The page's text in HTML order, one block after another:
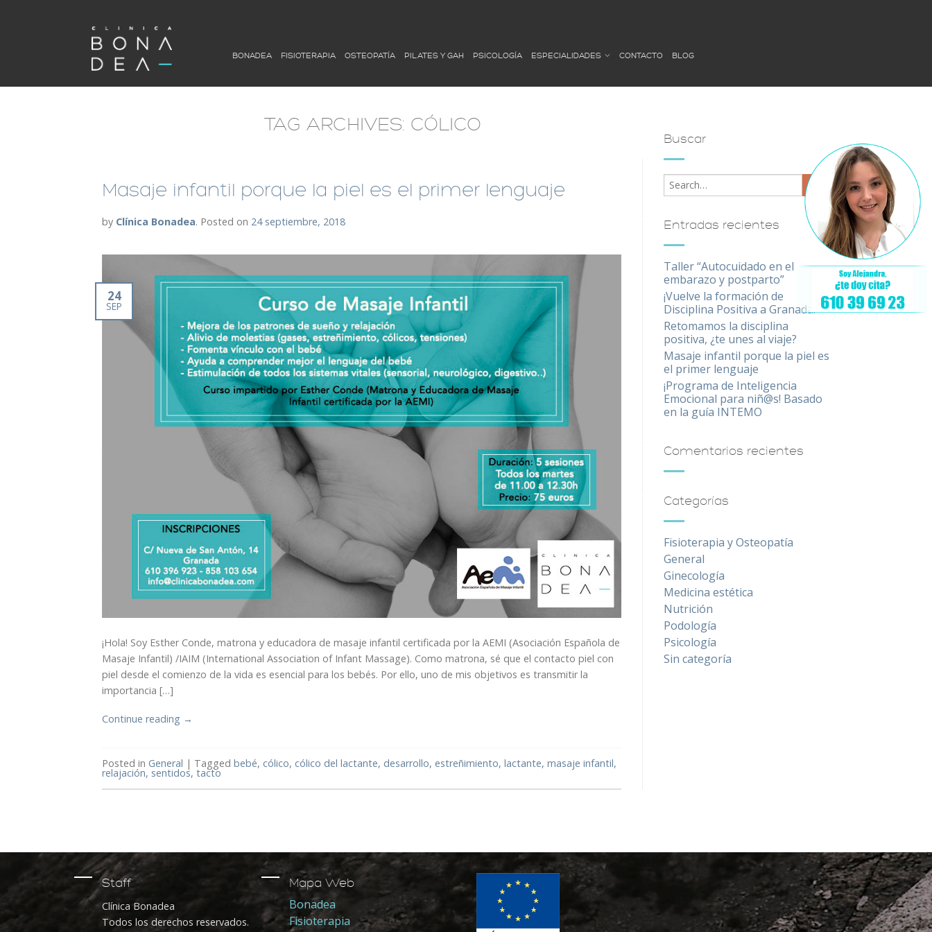
BONADEA FISIOTERAPIA OSTEOPATÍA PILATES Y GAH PSICOLOGÍA ESPECIALIDADES CONTACTO BLOG
TAG ARCHIVES: CÓLICO
Masaje infantil porque la piel es el primer lenguaje
by Clínica Bonadea. Posted on 24 septiembre, 2018
24
SEP
¡Hola! Soy Esther Conde, matrona y educadora de masaje infantil certificada por la AEMI (Asociación Española de
Masaje Infantil) /IAIM (International Association of Infant Massage). Como matrona, sé que el contacto piel con
piel desde el comienzo de la vida es esencial para los bebés. Por ello, uno de mis objetivos es transmitir la
importancia […]
Continue reading →
Posted in General | Tagged bebé, cólico, cólico del lactante, desarrollo, estreñimiento, lactante, masaje infantil,
relajación, sentidos, tacto
Buscar
Entradas recientes
Taller “Autocuidado en el
embarazo y postparto”
¡Vuelve la formación de
Disciplina Positiva a Granada!
Retomamos la disciplina
positiva, ¿te unes al viaje?
Masaje infantil porque la piel es
el primer lenguaje
¡Programa de Inteligencia
Emocional para niñ@s! Basado
en la guía INTEMO
Comentarios recientes
Categorías
Fisioterapia y Osteopatía
General
Ginecología
Medicina estética
Nutrición
Podología
Psicología
Sin categoría
Staff
Clínica Bonadea
Todos los derechos reservados.
Mapa Web
Bonadea
Fisioterapia